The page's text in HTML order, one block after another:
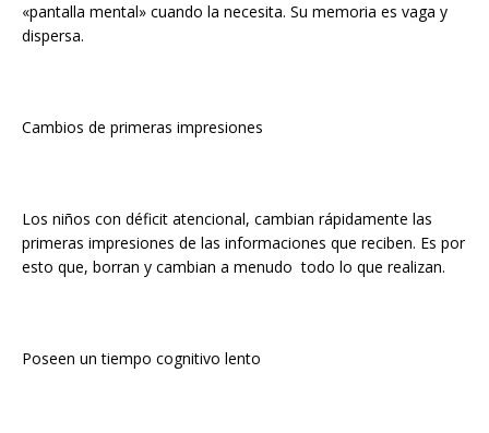
«pantalla mental» cuando la necesita. Su memoria es vaga y
dispersa.
Cambios de primeras impresiones
Los niños con déficit atencional, cambian rápidamente las
primeras impresiones de las informaciones que reciben. Es por
esto que, borran y cambian a menudo todo lo que realizan.
Poseen un tiempo cognitivo lento